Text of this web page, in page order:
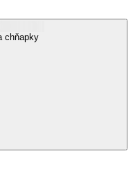
chňapky